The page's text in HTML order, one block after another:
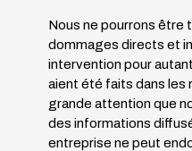
Nous ne pourrons être
dommages directs et
intervention pour
aient été faits dans les
grande attention que
des informations
entreprise ne peut